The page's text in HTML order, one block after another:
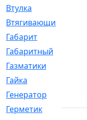
Втулка
Втягивающий
Габарит
Габаритный
Газматики
Гайка
Генератор
Герметик